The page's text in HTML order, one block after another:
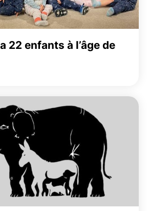
22 enfants à l’âge de